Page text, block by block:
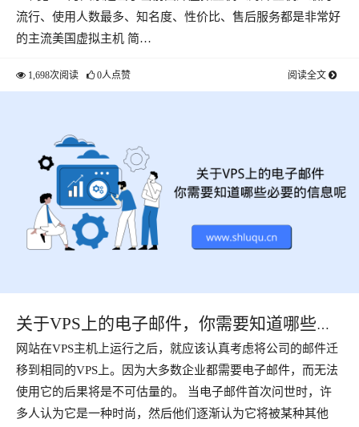
流行、使用人数最多、知名度、性价比、售后服务都是非常好
的主流美国虚拟主机 简…
1,698次阅读 0人点赞 阅读全文
关于VPS上的电子邮件，你需要知道哪些必
要的信息呢
网站在VPS主机上运行之后，就应该认真考虑将公司的邮件迁
移到相同的VPS上。因为大多数企业都需要电子邮件，而无法
使用它的后果将是不可估量的。 当电子邮件首次问世时，许
多人认为它是一种时尚，然后他们逐渐认为它将被某种其他